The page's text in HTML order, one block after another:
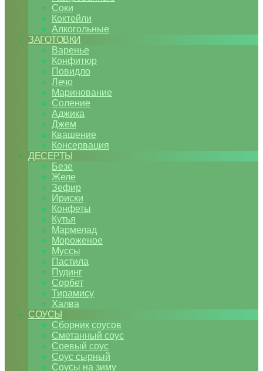
Соки
Коктейли
Алкогольные
ЗАГОТОВКИ
Варенье
Конфитюр
Повидло
Лечо
Маринование
Соление
Аджика
Джем
Квашение
Консервация
ДЕСЕРТЫ
Безе
Желе
Зефир
Ириски
Конфеты
Кутья
Мармелад
Мороженое
Муссы
Пастила
Пудинг
Сорбет
Тирамису
Халва
СОУСЫ
Сборник соусов
Сметанный соус
Соевый соус
Соус сырный
Соусы на зиму